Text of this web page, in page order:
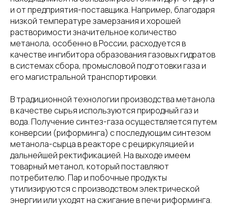
и от предприятия-поставщика. Например, благодаря
низкой температуре замерзания и хорошей
растворимости значительное количество
метанола, особенно в России, расходуется в
качестве ингибитора образования газовых гидратов
в системах сбора, промысловой подготовки газа и
его магистральной транспортировки.
В традиционной технологии производства метанола
в качестве сырья используются природный газ и
вода. Получение синтез-газа осуществляется путем
конверсии (риформинга) с последующим синтезом
метанола-сырца в реакторе с рециркуляцией и
дальнейшей ректификацией. На выходе имеем
товарный метанол, который поставляют
потребителю. Пар и побочные продукты
утилизируются с производством электрической
энергии или уходят на сжигание в печи риформинга.